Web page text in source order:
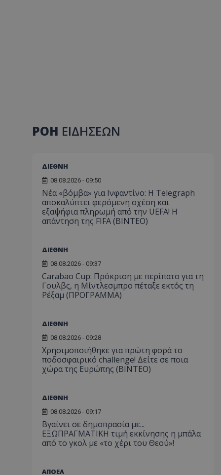
ΡΟΗ ΕΙΔΗΣΕΩΝ
ΔΙΕΘΝΗ
08.08.2026 - 09:50
Νέα «βόμβα» για Ινφαντίνο: Η Telegraph
αποκαλύπτει φερόμενη σχέση και
εξαψήφια πληρωμή από την UEFA! Η
απάντηση της FIFA (ΒΙΝΤΕΟ)
ΔΙΕΘΝΗ
08.08.2026 - 09:37
Carabao Cup: Πρόκριση με περίπατο για τη
Γουλβς, η Μίντλεσμπρο πέταξε εκτός τη
Ρέξαμ (ΠΡΟΓΡΑΜΜΑ)
ΔΙΕΘΝΗ
08.08.2026 - 09:28
Χρησιμοποιήθηκε για πρώτη φορά το
ποδοσφαιρικό challenge! Δείτε σε ποια
χώρα της Ευρώπης (ΒΙΝΤΕΟ)
ΔΙΕΘΝΗ
08.08.2026 - 09:17
Βγαίνει σε δημοπρασία με...
ΕΞΩΠΡΑΓΜΑΤΙΚΗ τιμή εκκίνησης η μπάλα
από το γκολ με «το χέρι του Θεού»!
ΑΠΟΕΛ